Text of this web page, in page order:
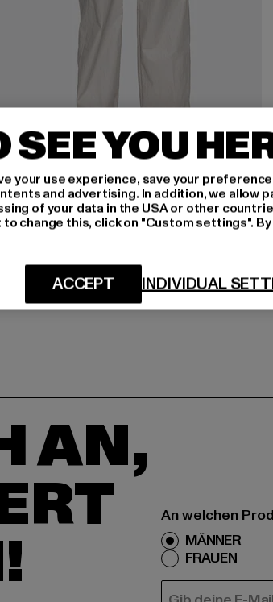
47,95 EURPreis: ab 47,95 EUR
99,90 EURAktionspreis: 99,90
AN,
An welchen
MÄNNER
FRAUEN
SEE YOU
your use experience, save your
and advertising. In addition, we allow
of your data in the USA or other
change this, click on "Custom settings".
INDIVIDUAL
ACCEPT